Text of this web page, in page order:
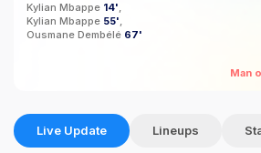
Kylian Mbappe 14'
Kylian Mbappe 55'
Ousmane Dembélé 67'
Man
Live Update Lineups